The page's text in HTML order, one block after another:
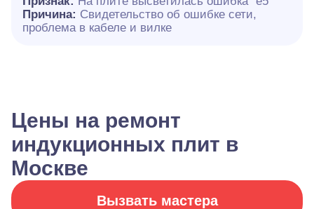
Причина: Свидетельство об ошибке сети,
проблема в кабеле и вилке
Цены на ремонт
индукционных плит в
Москве
Вызвать мастера